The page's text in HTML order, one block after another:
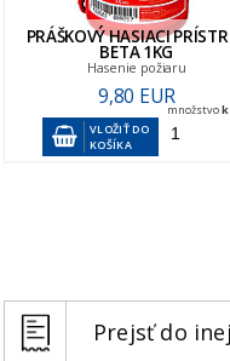
PRÁŠKOVÝ HASIACI
BETA 1KG
Hasenie požiaru
9,80 EUR
VLOŽIŤ DO
KOŠÍKA
množstvo
Prejsť do